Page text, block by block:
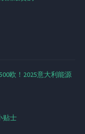
欧！2025意大利能源
贴士